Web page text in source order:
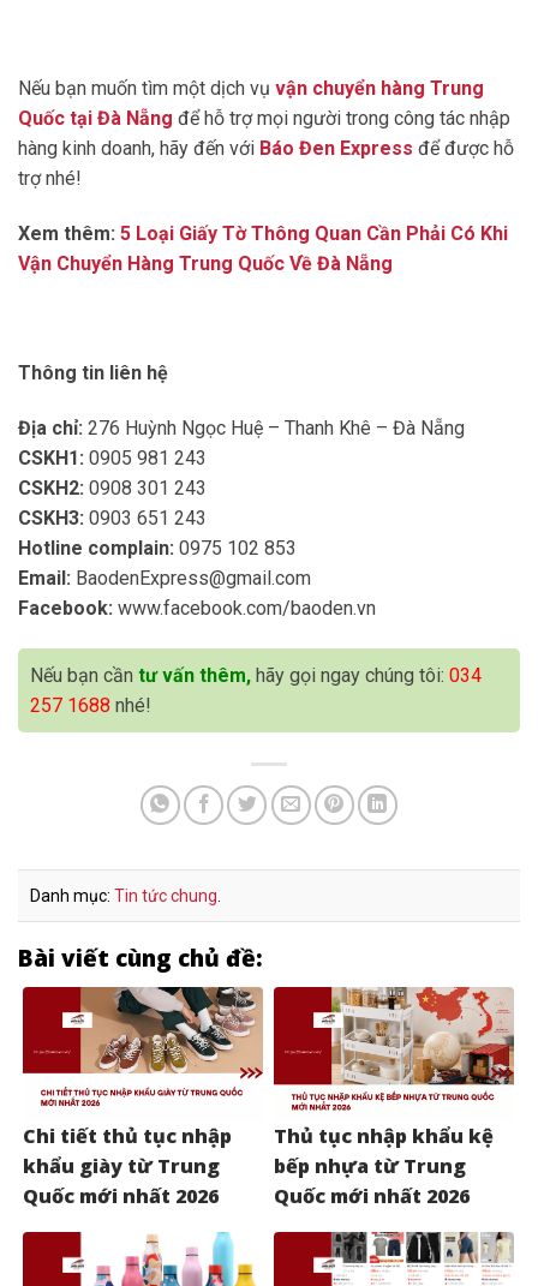
Nếu bạn muốn tìm một dịch vụ vận chuyển hàng Trung
Quốc tại Đà Nẵng để hỗ trợ mọi người trong công tác nhập
hàng kinh doanh, hãy đến với Báo Đen Express để được hỗ
trợ nhé!
Xem thêm: 5 Loại Giấy Tờ Thông Quan Cần Phải Có Khi
Vận Chuyển Hàng Trung Quốc Về Đà Nẵng
Thông tin liên hệ
Địa chỉ: 276 Huỳnh Ngọc Huệ – Thanh Khê – Đà Nẵng
CSKH1: 0905 981 243
CSKH2: 0908 301 243
CSKH3: 0903 651 243
Hotline complain: 0975 102 853
Email: BaodenExpress@gmail.com
Facebook: www.facebook.com/baoden.vn
Nếu bạn cần tư vấn thêm, hãy gọi ngay chúng tôi: 034
257 1688 nhé!
Danh mục: Tin tức chung
Bài viết cùng chủ đề:
Chi tiết thủ tục nhập
khẩu giày từ Trung
Quốc mới nhất 2026
Thủ tục nhập khẩu kệ
bếp nhựa từ Trung
Quốc mới nhất 2026